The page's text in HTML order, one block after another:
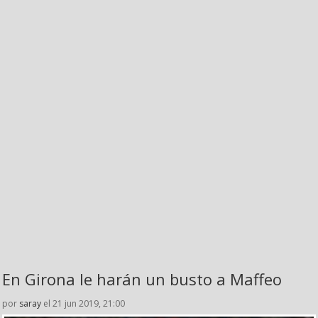
En Girona le harán un busto a Maffeo
por saray el 21 jun 2019, 21:00